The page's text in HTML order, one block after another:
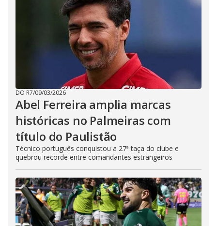
DO R7/09/03/2026
Abel Ferreira amplia marcas
históricas no Palmeiras com
título do Paulistão
Técnico português conquistou a 27ª taça do clube e
quebrou recorde entre comandantes estrangeiros